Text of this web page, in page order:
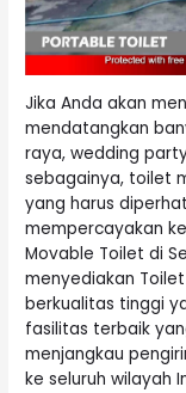
Jika Anda akan
mendatangkan
raya, wedding
sebagainya, toilet
yang harus
mempercayakan
Movable Toilet di
menyediakan
berkualitas tinggi
fasilitas terbaik
menjangkau
ke seluruh wilayah